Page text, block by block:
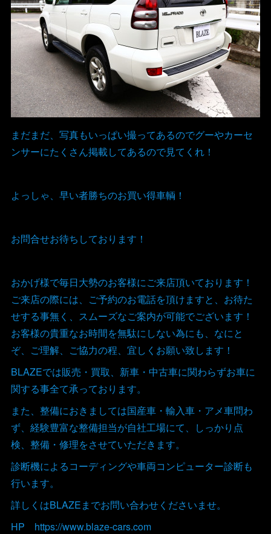
まだまだ、写真もいっぱい撮ってあるのでグーやカーセ
ンサーにたくさん掲載してあるので見てくれ！
よっしゃ、早い者勝ちのお買い得車輌！
お問合せお待ちしております！
おかげ様で毎日大勢のお客様にご来店頂いております！
ご来店の際には、ご予約のお電話を頂けますと、お待た
せする事無く、スムーズなご案内が可能でございます！
お客様の貴重なお時間を無駄にしない為にも、なにと
ぞ、ご理解、ご協力の程、宜しくお願い致します！
BLAZEでは販売・買取、新車・中古車に関わらずお車に
関する事全て承っております。
また、整備におきましては国産車・輸入車・アメ車問わ
ず、経験豊富な整備担当が自社工場にて、しっかり点
検、整備・修理をさせていただきます。
診断機によるコーディングや車両コンピューター診断も
行います。
詳しくはBLAZEまでお問い合わせくださいませ。
HP https://www.blaze-cars.com